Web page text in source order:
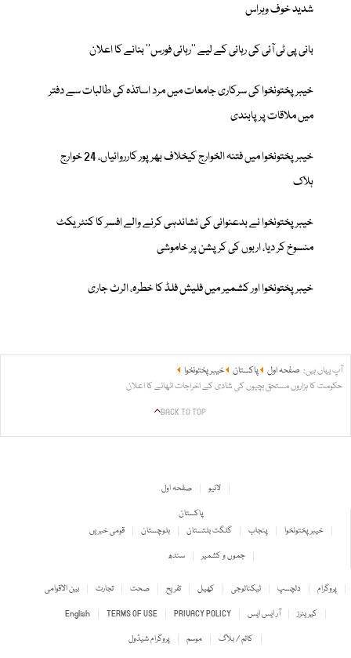
شدید خوف وہراس
بانی پی ٹی آئی کی رہائی کے لیے ’’رہائی فورس‘‘ بنانے کا اعلان
خیبرپختونخوا کی سرکاری جامعات میں مرد اساتذہ کی طالبات سے دفتر
میں ملاقات پر پابندی
خیبرپختونخوا میں فتنہ الخوارج کیخلاف بھرپور کارروائیاں، 24 خوارج
ہلاک
خیبرپختونخوا نے بدعنوانی کی نشاندہی کرنے والے افسر کا کنٹریکٹ
منسوخ کر دیا، اربوں کی کرپشن پر خاموشی
خیبرپختونخوا اور کشمیر میں فلیش فلڈ کا خطرہ، الرٹ جاری
آپ یہاں ہیں: صفحہ اول پاکستان
خیبر پختونخوا
حکومت کا ہزاروں مستحق بچیوں کی شادی کے اخراجات اٹھانے کا اعلان
BACK TO TOP
صفحہ اول
لائیو
پاکستان
قومی خبریں
بلوچستان گلگت بلتستان پنجاب
خیبر پختونخوا
سندھ
جموں و کشمیر
بین الاقوامی تجارت صحت تفریح کھیل ٹیکنالوجی دلچسپ
پروگرام
English
TERMS OF USE PRIVACY POLICY آر ایس ایس
کیریئرز
پروگرام شیڈول
موسم کالم / بلاگ